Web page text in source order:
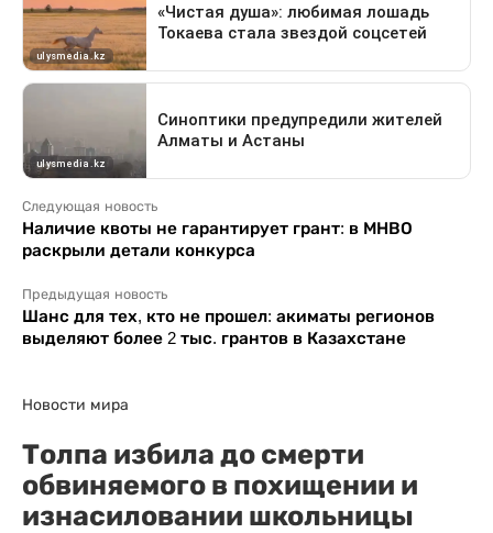
Следующая новость
Наличие квоты не гарантирует грант: в МНВО
раскрыли детали конкурса
Предыдущая новость
Шанс для тех, кто не прошел: акиматы регионов
выделяют более 2 тыс. грантов в Казахстане
Новости мира
Толпа избила до смерти
обвиняемого в похищении и
изнасиловании школьницы